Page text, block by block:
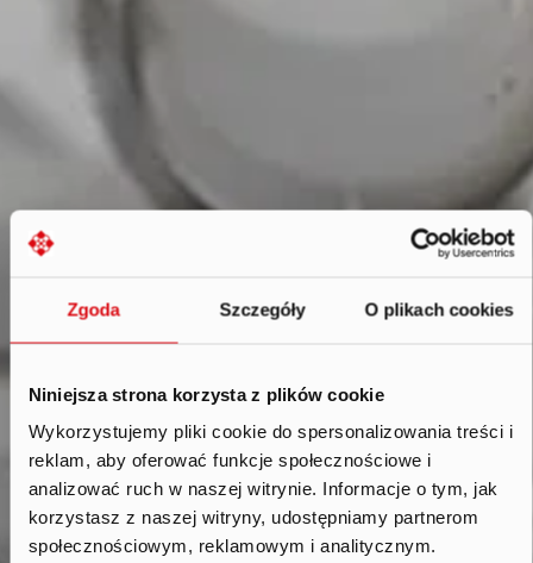
Zgoda Szczegóły O plikach cookies
Niniejsza strona korzysta z plików cookie
Wykorzystujemy pliki cookie do spersonalizowania treści i
reklam, aby oferować funkcje społecznościowe i
analizować ruch w naszej witrynie. Informacje o tym, jak
korzystasz z naszej witryny, udostępniamy partnerom
społecznościowym, reklamowym i analitycznym.
Dane finansowe.